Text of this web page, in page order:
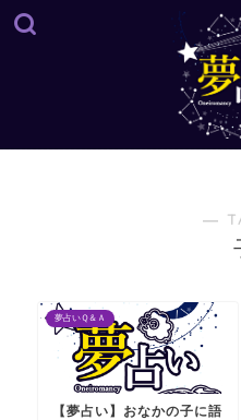
―
夢占いＱ＆Ａ
【夢占い】おなかの子に語